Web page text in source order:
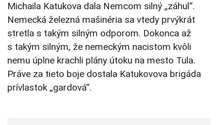
Michaila Katukova dala Nemcom silný „záhul“.
Nemecká železná mašinéria sa vtedy prvýkrát
stretla s takým silným odporom. Dokonca až
s takým silným, že nemeckým nacistom kvôli
nemu úplne krachli plány útoku na mesto Tula.
Práve za tieto boje dostala Katukovova brigáda
prívlastok „gardová“.